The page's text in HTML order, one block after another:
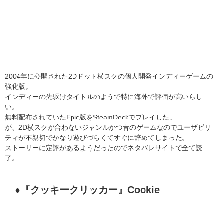
2004年に公開された2Dドット横スクの個人開発インディーゲームの
強化版。
インディーの先駆けタイトルのようで特に海外で評価が高いらし
い。
無料配布されていたEpic版をSteamDeckでプレイした。
が、2D横スクが合わないジャンルかつ昔のゲームなのでユーザビリ
ティが不親切でかなり遊びづらくてすぐに辞めてしまった。
ストーリーに定評があるようだったのでネタバレサイトで全て読
了。
●『クッキークリッカー』Cookie